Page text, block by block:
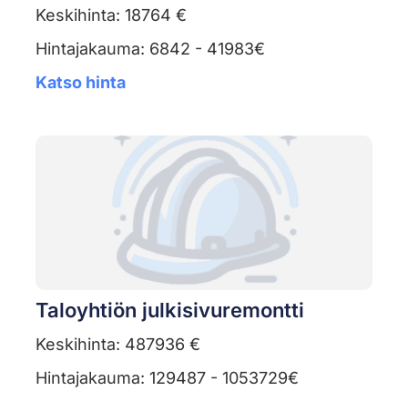
Keskihinta: 18764 €
Hintajakauma: 6842 - 41983€
Katso hinta
Taloyhtiön julkisivuremontti
Keskihinta: 487936 €
Hintajakauma: 129487 - 1053729€